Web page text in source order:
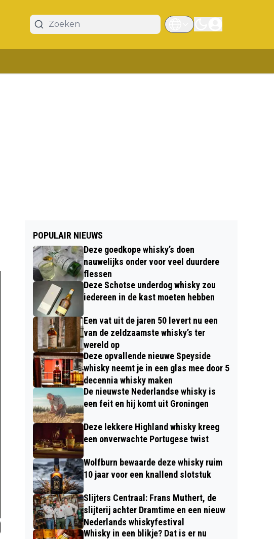
POPULAIR NIEUWS
Deze goedkope whisky’s doen
nauwelijks onder voor veel duurdere
flessen
Deze Schotse underdog whisky zou
iedereen in de kast moeten hebben
Een vat uit de jaren 50 levert nu een
van de zeldzaamste whisky’s ter
wereld op
Deze opvallende nieuwe Speyside
whisky neemt je in een glas mee door 5
decennia whisky maken
De nieuwste Nederlandse whisky is
een feit en hij komt uit Groningen
Deze lekkere Highland whisky kreeg
een onverwachte Portugese twist
Wolfburn bewaarde deze whisky ruim
10 jaar voor een knallend slotstuk
Slijters Centraal: Frans Muthert, de
slijterij achter Dramtime en een nieuw
Nederlands whiskyfestival
Whisky in een blikje? Dat is er nu